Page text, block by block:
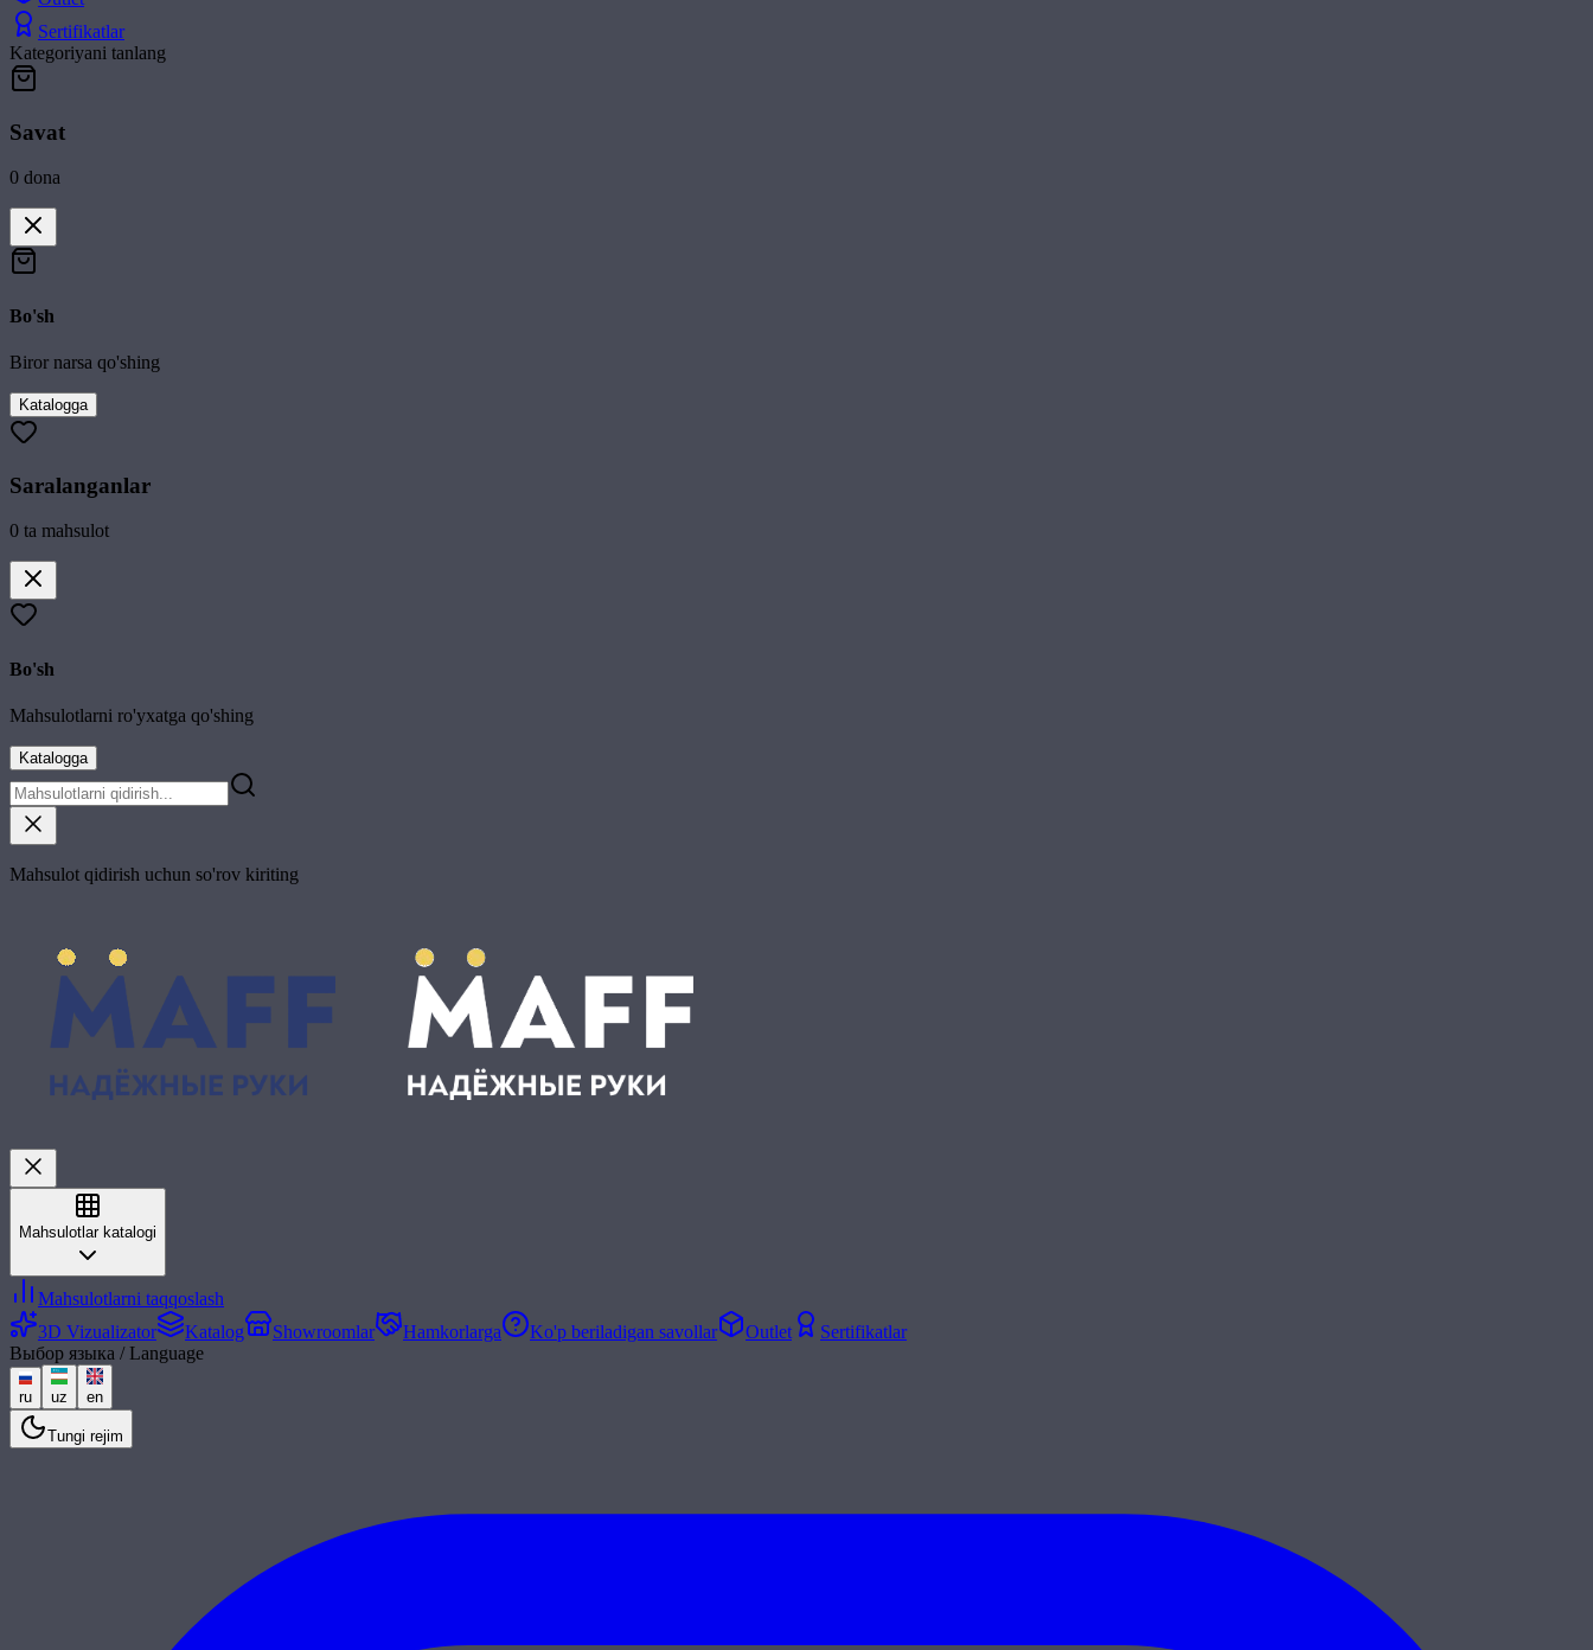
Sertifikatlar
Kategoriyani tanlang
Savat
0 dona
Bo'sh
Biror narsa qo'shing
Katalogga
Saralanganlar
0 ta mahsulot
Bo'sh
Mahsulotlarni ro'yxatga qo'shing
Katalogga
Mahsulot qidirish uchun so'rov kiriting
Mahsulotlar katalogi
Mahsulotlarni taqqoslash
3D Vizualizator
Katalog Showroomlar Hamkorlarga Ko'p beriladigan savollar Outlet
Sertifikatlar
Выбор языка / Language
ru uz en
Tungi rejim